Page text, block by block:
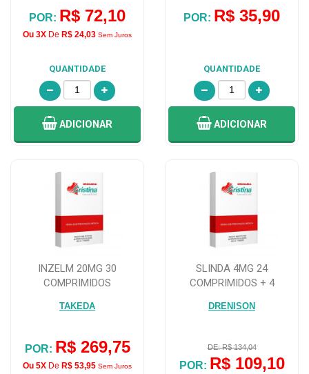
POR: R$ 72,10
Ou 3X De R$ 24,03 Sem Juros
QUANTIDADE
ADICIONAR
POR: R$ 35,90
QUANTIDADE
ADICIONAR
INZELM 20MG 30
COMPRIMIDOS
TAKEDA
POR: R$ 269,75
Ou 5X De R$ 53,95 Sem Juros
SLINDA 4MG 24
COMPRIMIDOS + 4
DRENISON
DE: R$ 134,04
POR: R$ 109,10